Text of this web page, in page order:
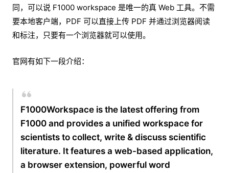
同，可以说 F1000 workspace 是唯一的真 Web 工具。不需
要本地客户端，PDF 可以直接上传 PDF 并通过浏览器阅读
和标注，只要有一个浏览器就可以使用。
官网有如下一段介绍：
F1000Workspace is the latest offering from
F1000 and provides a unified workspace for
scientists to collect, write & discuss scientific
literature. It features a web-based application,
a browser extension, powerful word